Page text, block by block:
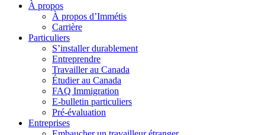
À propos
À propos d’Immétis
Carrière
Particuliers
S’installer durablement
Entreprendre
Travailler au Canada
Étudier au Canada
FAQ Immigration
E-bulletin particuliers
Pré-évaluation
Entreprises